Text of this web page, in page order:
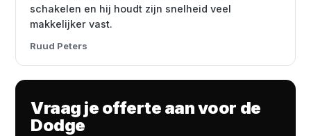
schakelen en hij houdt zijn snelheid veel
makkelijker vast.
Ruud Peters
Vraag je offerte aan voor de
Dodge